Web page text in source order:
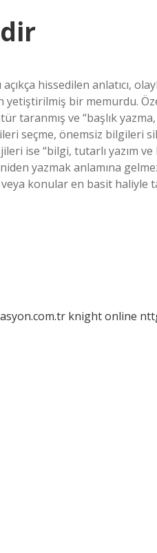
hissedilen anlatıcı,
yetiştirilmiş bir memurdu.
ve “başlık yazma,
seçme, önemsiz bilgileri
ise “bilgi, tutarlı yazım ve
yazmak anlamına
konular en basit haliyle
knight online